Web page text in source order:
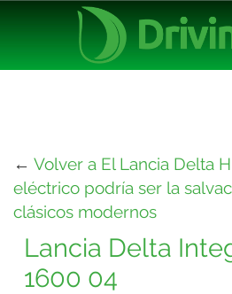
← Volver a El Lancia Delta
eléctrico podría ser la
clásicos modernos
Lancia Delta
1600 04